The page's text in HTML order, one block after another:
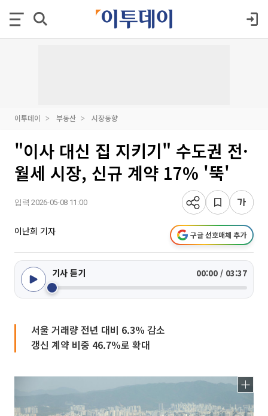
이투데이 부동산 시장동향
"이사 대신 집 지키기" 수도권 전·
월세 시장, 신규 계약 17% '뚝'
입력 2026-05-08 11:00
이난희 기자 구글 선호매체 추가
기사 듣기 00:00 / 03:37
서울 거래량 전년 대비 6.3% 감소
갱신 계약 비중 46.7%로 확대